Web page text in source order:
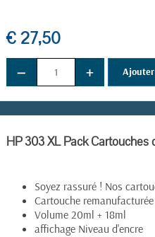
€ 27,50
− +
HP 303 XL Pack Cartouches
Soyez rassuré ! Nos
Cartouche
Volume 20ml + 18ml
affichage Niveau d'encre